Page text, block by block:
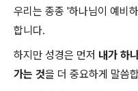
우리는 종종 '하나님이 예비
합니다.
하지만 성경은 먼저 내가 하
가는 것을 더 중요하게 말씀